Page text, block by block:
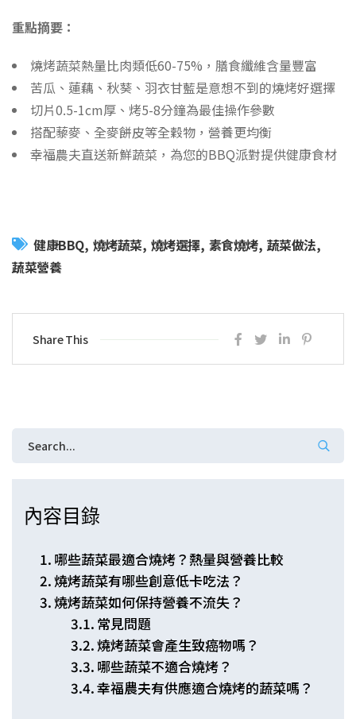
重點摘要：
燒烤蔬菜熱量比肉類低60-75%，膳食纖維含量豐富
苦瓜、蓮藕、秋葵、羽衣甘藍是意想不到的燒烤好選擇
切片0.5-1cm厚、烤5-8分鐘為最佳操作參數
搭配藜麥、全麥餅皮等全穀物，營養更均衡
幸福農夫直送新鮮蔬菜，為您的BBQ派對提供健康食材
健康BBQ 燒烤蔬菜 燒烤選擇 素食燒烤 蔬菜做法
蔬菜營養
Share This
內容目錄
哪些蔬菜最適合燒烤？熱量與營養比較
燒烤蔬菜有哪些創意低卡吃法？
燒烤蔬菜如何保持營養不流失？
常見問題
燒烤蔬菜會產生致癌物嗎？
哪些蔬菜不適合燒烤？
幸福農夫有供應適合燒烤的蔬菜嗎？